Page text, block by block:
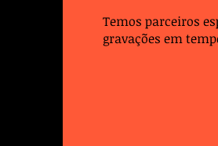
Temos parceiros
gravações em